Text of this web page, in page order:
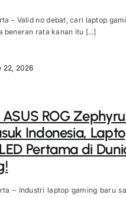
– Valid no debat, cari laptop
beneran rata kanan itu [...]
22, 2026
ROG
Indonesia,
Pertama di
– Industri laptop gaming baru